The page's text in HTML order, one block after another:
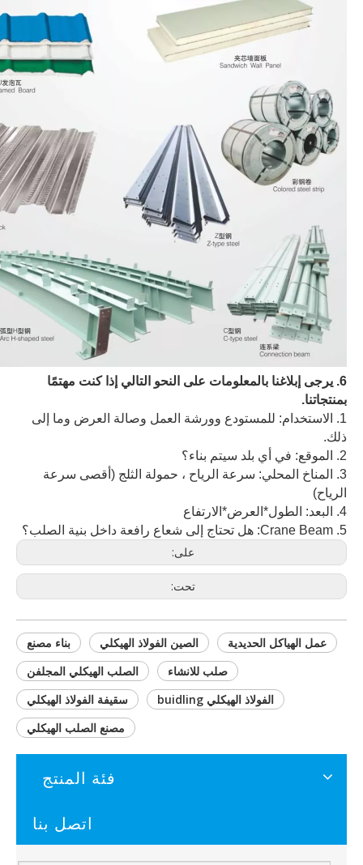
6. يرجى إبلاغنا بالمعلومات على النحو التالي إذا كنت مهتمًا
بمنتجاتنا.
1. الاستخدام: للمستودع وورشة العمل وصالة العرض وما إلى
ذلك.
2. الموقع: في أي بلد سيتم بناء؟
3. المناخ المحلي: سرعة الرياح ، حمولة الثلج (أقصى سرعة
الرياح)
4. البعد: الطول*العرض*الارتفاع
5. Crane Beam: هل تحتاج إلى شعاع رافعة داخل بنية الصلب؟
على:
تحت:
بناء مصنع الصين الفولاذ الهيكلي
عمل الهياكل الحديدية
الصلب الهيكلي المجلفن
صلب للانشاء
سقيفة الفولاذ الهيكلي
الفولاذ الهيكلي buidling
مصنع الصلب الهيكلي
فئة المنتج
اتصل بنا